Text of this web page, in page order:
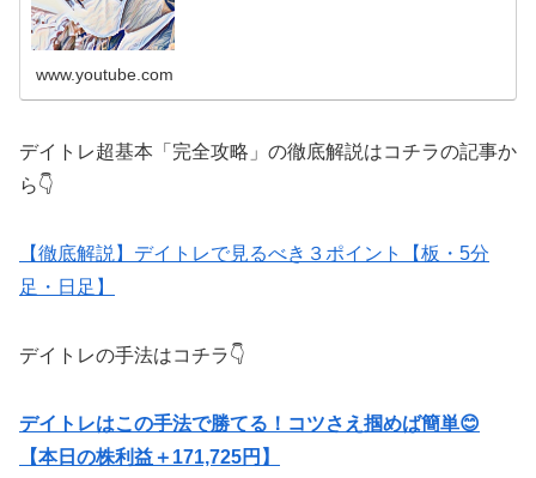
www.youtube.com
デイトレ超基本「完全攻略」の徹底解説はコチラの記事か
ら👇
【徹底解説】デイトレで見るべき３ポイント【板・5分
足・日足】
デイトレの手法はコチラ👇
デイトレはこの手法で勝てる！コツさえ掴めば簡単😊
【本日の株利益＋171,725円】